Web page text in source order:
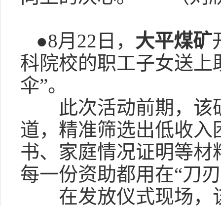
●8月22日， 大平煤矿
科院校的职工子女送上
伞”。
此次活动前期，该矿
道，精准筛选出低收
书、家庭情况证明等
每一份资助都用在“刀
在发放仪式现场，